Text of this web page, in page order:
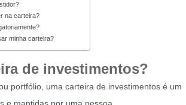
na carteira?
minha carteira?
de investimentos?
portfólio, uma carteira de investimentos é um